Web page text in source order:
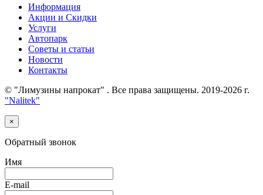
Информация
Акции и Скидки
Услуги
Автопарк
Советы и статьи
Новости
Контакты
© "Лимузины напрокат" . Все права защищены. 2019-2026 г.
"Nalitek"
×
Обратный звонок
Имя
E-mail